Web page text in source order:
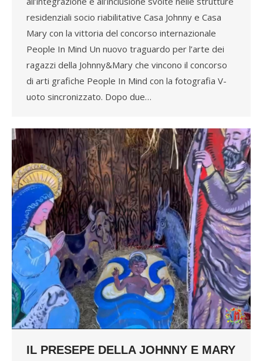
residenziali socio riabilitative Casa Johnny e Casa
Mary con la vittoria del concorso internazionale
People In Mind Un nuovo traguardo per l’arte dei
ragazzi della Johnny&Mary che vincono il concorso
di arti grafiche People In Mind con la fotografia V-
uoto sincronizzato. Dopo due…
IL PRESEPE DELLA JOHNNY E MARY